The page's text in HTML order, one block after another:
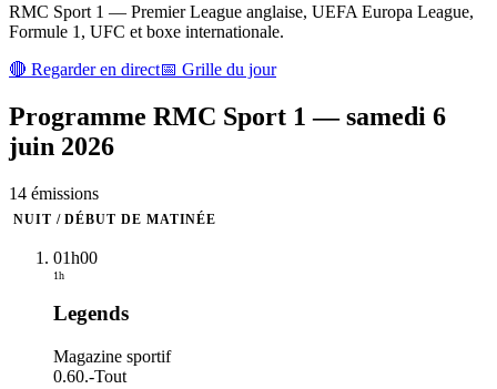
RMC Sport 1 — Premier League anglaise, UEFA Europa League,
Formule 1, UFC et boxe internationale.
🔴 Regarder en direct📅 Grille du jour
Programme RMC Sport 1 —samedi 6
juin 2026
14 émissions
NUIT / DÉBUT DE MATINÉE
01h00
1h
Legends
Magazine sportif
0.60.-Tout